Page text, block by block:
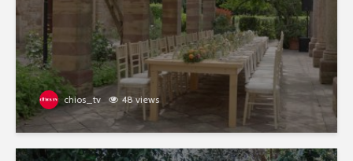
chios_tv 48 views